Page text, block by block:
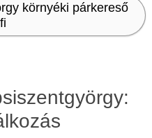
környéki párkereső